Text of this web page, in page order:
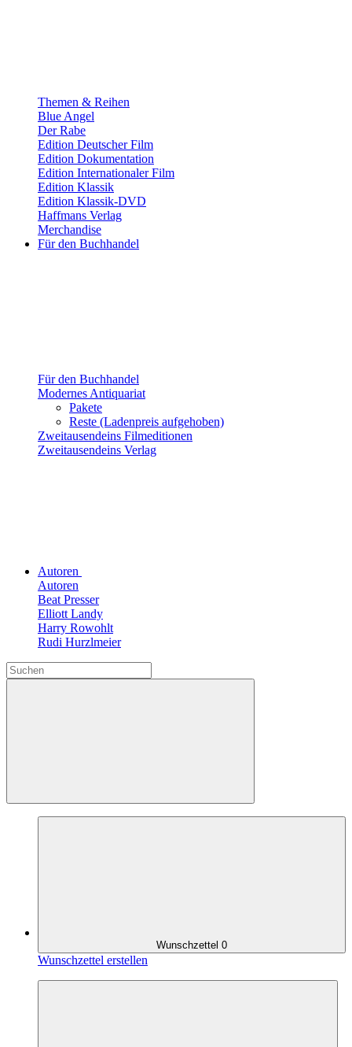
Themen & Reihen
Blue Angel
Der Rabe
Edition Deutscher Film
Edition Dokumentation
Edition Internationaler Film
Edition Klassik
Edition Klassik-DVD
Haffmans Verlag
Merchandise
Für den Buchhandel
Für den Buchhandel
Modernes Antiquariat
Pakete
Reste (Ladenpreis aufgehoben)
Zweitausendeins Filmeditionen
Zweitausendeins Verlag
Autoren
Autoren
Beat Presser
Elliott Landy
Harry Rowohlt
Rudi Hurzlmeier
Wunschzettel 0
Wunschzettel erstellen